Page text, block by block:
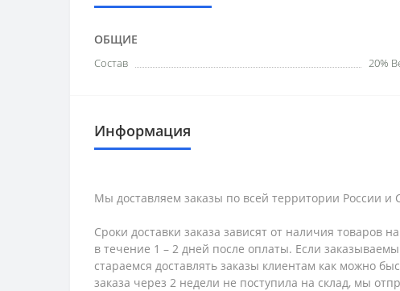
ОБЩИЕ
Состав 20%
Информация
Мы доставляем заказы по всей территории России и
Сроки доставки заказа зависят от наличия
в течение 1 – 2 дней после оплаты. Если
стараемся доставлять заказы клиентам как можно
заказа через 2 недели не поступила на склад, мы